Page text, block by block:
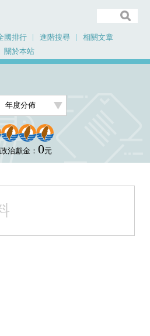
國排行 進階搜尋
相關文章
關於本站
政治獻金： 0元